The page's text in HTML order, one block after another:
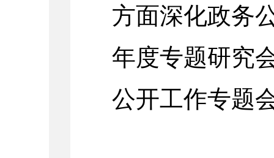
方面深化政务
年度专题研究
公开工作专题